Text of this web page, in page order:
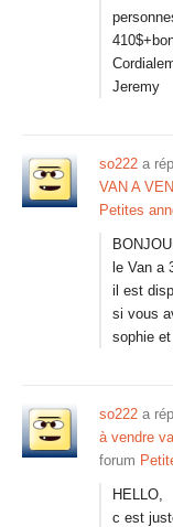
Jeremy
so222 a
VAN A
Petites
le Van a
il est
si vous
sophie
so222 a
à vendre
forum
HELLO,
c est